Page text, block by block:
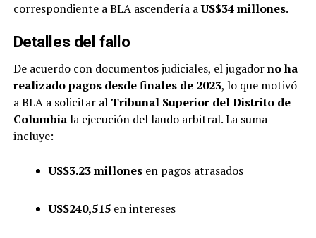
correspondiente a BLA ascendería aUS$34 millones.
Detalles del fallo
De acuerdo con documentos judiciales, el jugadorno ha
realizado pagos desde finales de 2023, lo que motivó
a BLA a solicitar al Tribunal Superior del Distrito de
Columbiala ejecución del laudo arbitral. La suma
incluye:
US$3.23 millonesen pagos atrasados
US$240,515en intereses